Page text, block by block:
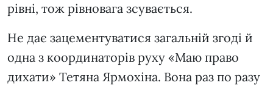
рівні, тож рівновага зсувається.
Не дає зацементуватися загальній згоді й
одна з координаторів руху «Маю право
дихати» Тетяна Ярмохіна. Вона раз по разу